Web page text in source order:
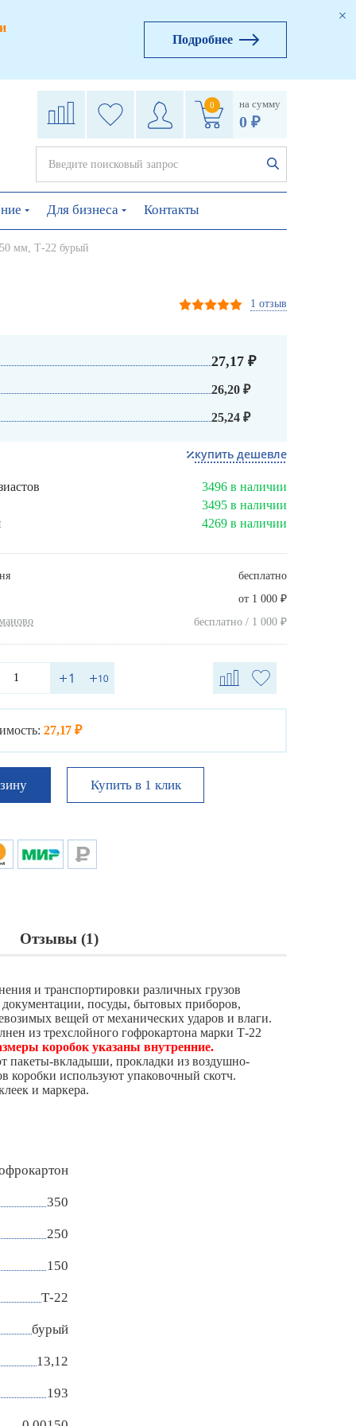
Подробнее
0 на сумму
0 ₽
Для бизнеса Контакты
мм, Т-22 бурый
1 отзыв
27,17 ₽
26,20 ₽
25,24 ₽
купить дешевле
3496 в наличии
3495 в наличии
4269 в наличии
бесплатно
от 1 000 ₽
бесплатно / 1 000 ₽
27,17 ₽
Купить в 1 клик
Отзывы (1)
и транспортировки различных грузов
посуды, бытовых приборов,
вещей от механических ударов и влаги.
из трехслойного гофрокартона марки Т-22
коробок указаны внутренние.
пакеты-вкладыши, прокладки из воздушно-
коробки используют упаковочный скотч.
и маркера.
350
250
150
Т-22
бурый
13,12
193